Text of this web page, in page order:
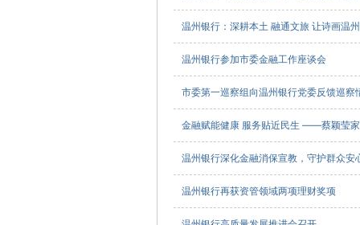
温州银行：深耕本土 融通文旅 让诗画温
温州银行参加市委金融工作座谈会
市委第一巡察组向温州银行党委反馈巡察
金融赋能健康 服务贴近民生 ——蔡颖莹
温州银行深化金融消保宣教，守护群众安
温州银行再获资管领域两项理财奖项